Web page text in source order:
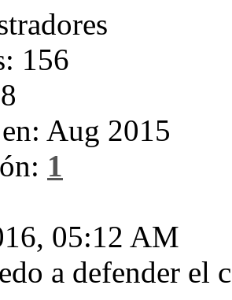
156
Aug 2015
1
05:12 AM
a defender el